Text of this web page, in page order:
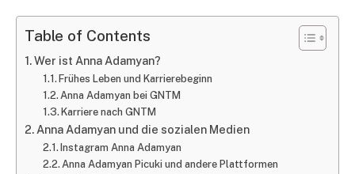
Table of Contents
Wer ist Anna Adamyan?
Frühes Leben und Karrierebeginn
Anna Adamyan bei GNTM
Karriere nach GNTM
Anna Adamyan und die sozialen Medien
Instagram Anna Adamyan
Anna Adamyan Picuki und andere Plattformen